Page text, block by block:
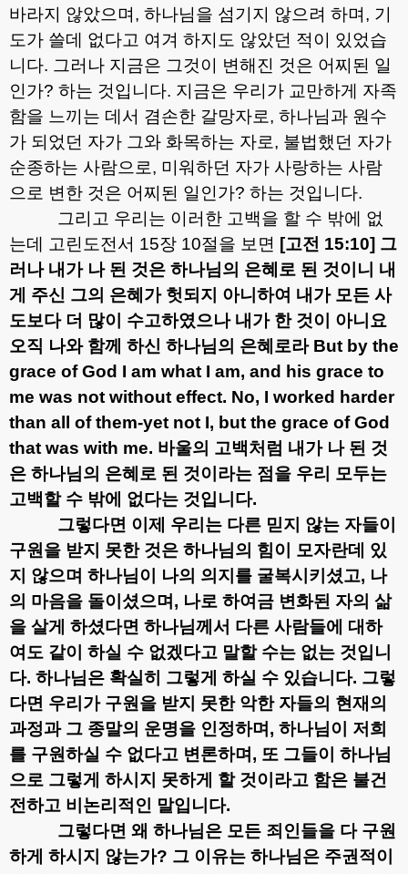
바라지 않았으며 , 하나님을 섬기지 않으려 하며 , 기
도가 쓸데 없다고 여겨 하지도 않았던 적이 있었습
니다. 그러나 지금은 그것이 변해진 것은 어찌된 일
인가? 하는 것입니다. 지금은 우리가 교만하게 자족
함을 느끼는 데서 겸손한 갈망자로, 하나님과 원수
가 되었던 자가 그와 화목하는 자로, 불법했던 자가
순종하는 사람으로, 미워하던 자가 사랑하는 사람
으로 변한 것은 어찌된 일인가? 하는 것입니다.
그리고 우리는 이러한 고백을 할 수 밖에 없
는데 고린도전서 15장 10절을 보면 [고전 15:10] 그
러나 내가 나 된 것은 하나님의 은혜로 된 것이니 내
게 주신 그의 은혜가 헛되지 아니하여 내가 모든 사
도보다 더 많이 수고하였으나 내가 한 것이 아니요
오직 나와 함께 하신 하나님의 은혜로라But by the
grace of God I am what I am, and his grace to
me was not without effect. No, I worked harder
than all of them-yet not I, but the grace of God
that was with me. 바울의 고백처럼 내가 나 된 것
은 하나님의 은혜로 된 것이라는 점을 우리 모두는
고백할 수 밖에 없다는 것입니다.
그렇다면 이제 우리는 다른 믿지 않는 자들이
구원을 받지 못한 것은 하나님의 힘이 모자란데 있
지 않으며 하나님이 나의 의지를 굴복시키셨고, 나
의 마음을 돌이셨으며 , 나로 하여금 변화된 자의 삶
을 살게 하셨다면 하나님께서 다른 사람들에 대하
여도 같이 하실 수 없겠다고 말할 수는 없는 것입니
다. 하나님은 확실히 그렇게 하실 수 있습니다. 그렇
다면 우리가 구원을 받지 못한 악한 자들의 현재의
과정과 그 종말의 운명을 인정하며 , 하나님이 저희
를 구원하실 수 없다고 변론하며 , 또 그들이 하나님
으로 그렇게 하시지 못하게 할 것이라고 함은 불건
전하고 비논리적인 말입니다.
그렇다면 왜 하나님은 모든 죄인들을 다 구원
하게 하시지 않는가? 그 이유는 하나님은 주권적이